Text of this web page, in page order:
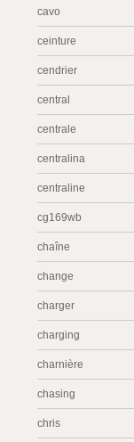
cavo
ceinture
cendrier
central
centrale
centralina
centraline
cg169wb
chaîne
change
charger
charging
charnière
chasing
chris